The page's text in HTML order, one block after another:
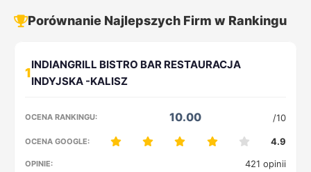
Porównanie Najlepszych Firm w Rankingu
1
10.00 /10
4.9
421 opinii